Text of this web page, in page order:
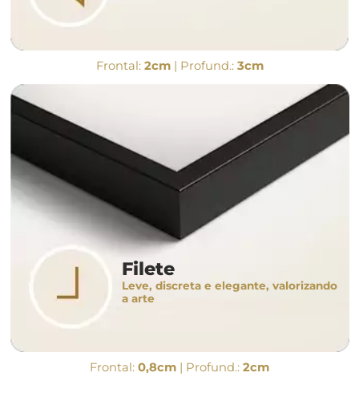
Frontal: 2cm| Profund.: 3cm
Filete
Leve, discreta e elegante, valorizando
a arte
Frontal: 0,8cm | Profund.: 2cm